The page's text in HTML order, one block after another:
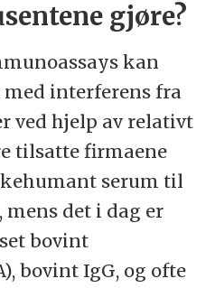
gjøre?
kan
med interferens fra
ved hjelp av relativt
tilsatte firmaene
serum til
mens det i dag er
bovint
bovint IgG, og ofte